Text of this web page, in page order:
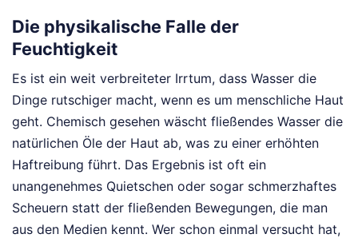
Die physikalische Falle der
Feuchtigkeit
Es ist ein weit verbreiteter Irrtum, dass Wasser die
Dinge rutschiger macht, wenn es um menschliche Haut
geht. Chemisch gesehen wäscht fließendes Wasser die
natürlichen Öle der Haut ab, was zu einer erhöhten
Haftreibung führt. Das Ergebnis ist oft ein
unangenehmes Quietschen oder sogar schmerzhaftes
Scheuern statt der fließenden Bewegungen, die man
aus den Medien kennt. Wer schon einmal versucht hat,